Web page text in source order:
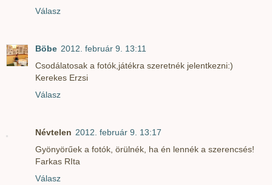
Válasz
Böbe 2012. február 9. 13:11
Csodálatosak a fotók,játékra szeretnék jelentkezni:)
Kerekes Erzsi
Válasz
Névtelen 2012. február 9. 13:17
Gyönyörűek a fotók, örülnék, ha én lennék a szerencsés!
Farkas RIta
Válasz